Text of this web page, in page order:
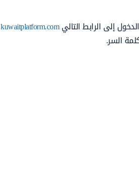
إلى الرابط التاليkuwaitplatform.com
السر.